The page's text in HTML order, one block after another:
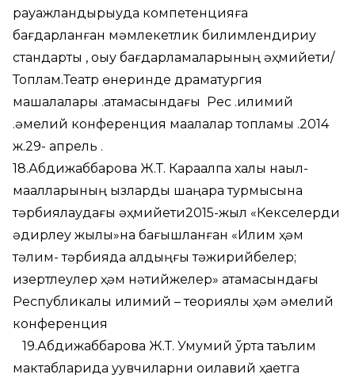
рауажландырыуда компетенцияға
бағдарланған мәмлекетлик билимлендириу
стандарты , оқыу бағдарламаларының әҳмийети/
Топлам.Театр өнеринде драматургия
машқалалары .атамасындағы Рес .илимий
.әмелий конференция мақалалар топламы .2014
ж.29- апрель .
18.Абдижаббарова Ж.Т. Карақалпақ халық нақыл-
мақалларының қызларды шаңарақ турмысына
тәрбиялаудағы әҳмийети2015-жыл «Кекселерди
қәдирлеу жылы»на бағышланған «Илим ҳәм
тәлим- тәрбияда алдыңғы тәжирийбелер;
изертлеулер ҳәм нәтийжелер» атамасындағы
Республикалық илимий – теориялық ҳәм әмелий
конференция
19.Абдижаббарова Ж.Т. Умумий ўрта таълим
мактабларида уқувчиларни оилавий ҳаетга